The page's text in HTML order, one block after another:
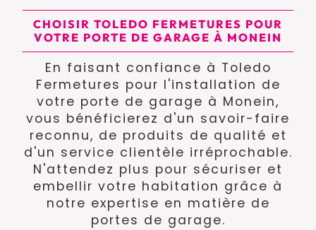
CHOISIR TOLEDO FERMETURES POUR
VOTRE PORTE DE GARAGE À MONEIN
En faisant confiance à Toledo
Fermetures pour l'installation de
votre porte de garage à Monein,
vous bénéficierez d'un savoir-faire
reconnu, de produits de qualité et
d'un service clientèle irréprochable.
N'attendez plus pour sécuriser et
embellir votre habitation grâce à
notre expertise en matière de
portes de garage.